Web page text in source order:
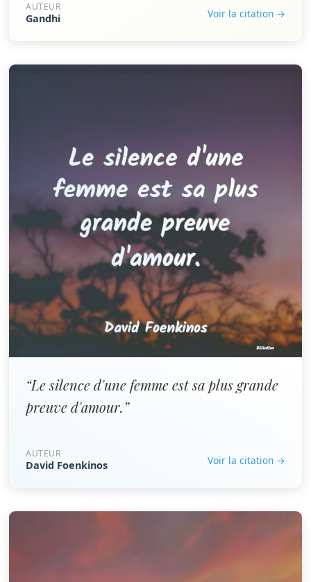
AUTEUR
Gandhi Voir la citation →
“Le silence d'une femme est sa plus grande
preuve d'amour.”
AUTEUR
David Foenkinos Voir la citation →